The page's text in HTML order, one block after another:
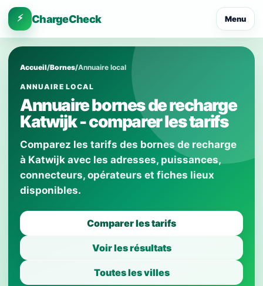
⚡ ChargeCheck Menu
Accueil/Bornes/Annuaire local
ANNUAIRE LOCAL
Annuaire bornes de recharge
Katwijk - comparer les tarifs
Comparez les tarifs des bornes de recharge
à Katwijk avec les adresses, puissances,
connecteurs, opérateurs et fiches lieux
disponibles.
Comparer les tarifs
Voir les résultats
Toutes les villes